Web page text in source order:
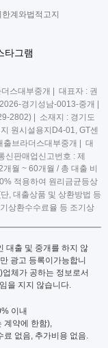
계와법적고지
스대부중개 | 대표자 : 권
경기성남-0013-중개 |
2802) | 소재지 : 경기도
원시설용지D4-01, GT센
출브라더스대부중개 | 대
신판매업신고번호 : 제
월 ~ 60개월 / 총 대출 비
적용하여 원리금균등상
, 대출상품 및 상환방법 등
상환수수료율 등 조기상
대출 및 중개를 하지 않
광고 등록이가능합니
체가 공하는 정보로서
을 지지 않습니다.
이내
계약에 한함),
없음, 추가비용 없음.